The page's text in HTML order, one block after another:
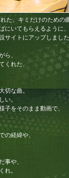
た、キミだけのための
にいてもらえるように、
サイトにアップしまし
ら、
くれた、
切な曲。
い。
子をそのまま動画で、
の経緯や、
事や、
れ。